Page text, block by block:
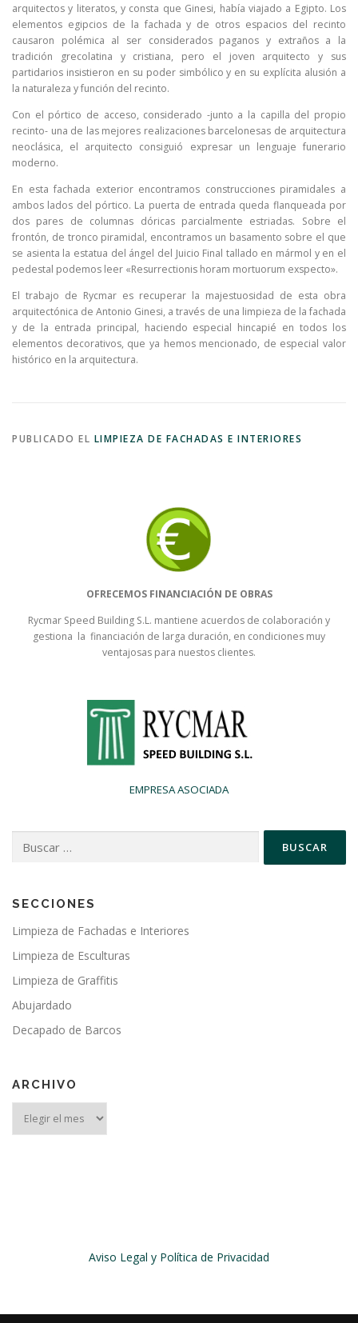
arquitectos y literatos, y consta que Ginesi, había viajado a Egipto. Los
elementos egipcios de la fachada y de otros espacios del recinto
causaron polémica al ser considerados paganos y extraños a la
tradición grecolatina y cristiana, pero el joven arquitecto y sus
partidarios insistieron en su poder simbólico y en su explícita alusión a
la naturaleza y función del recinto.
Con el pórtico de acceso, considerado -junto a la capilla del propio
recinto- una de las mejores realizaciones barcelonesas de arquitectura
neoclásica, el arquitecto consiguió expresar un lenguaje funerario
moderno.
En esta fachada exterior encontramos construcciones piramidales a
ambos lados del pórtico. La puerta de entrada queda flanqueada por
dos pares de columnas dóricas parcialmente estriadas. Sobre el
frontón, de tronco piramidal, encontramos un basamento sobre el que
se asienta la estatua del ángel del Juicio Final tallado en mármol y en el
pedestal podemos leer «Resurrectionis horam mortuorum exspecto».
El trabajo de Rycmar es recuperar la majestuosidad de esta obra
arquitectónica de Antonio Ginesi, a través de una limpieza de la fachada
y de la entrada principal, haciendo especial hincapié en todos los
elementos decorativos, que ya hemos mencionado, de especial valor
histórico en la arquitectura.
PUBLICADO EL LIMPIEZA DE FACHADAS E INTERIORES
OFRECEMOS FINANCIACIÓN DE OBRAS
Rycmar Speed Building S.L. mantiene acuerdos de colaboración y
gestiona la financiación de larga duración, en condiciones muy
ventajosas para nuestos clientes.
EMPRESA ASOCIADA
SECCIONES
Limpieza de Fachadas e Interiores
Limpieza de Esculturas
Limpieza de Graffitis
Abujardado
Decapado de Barcos
ARCHIVO
Aviso Legal y Política de Privacidad